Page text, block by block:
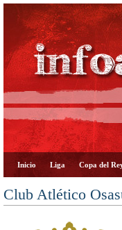
Inicio Liga Copa del
Club Atlético